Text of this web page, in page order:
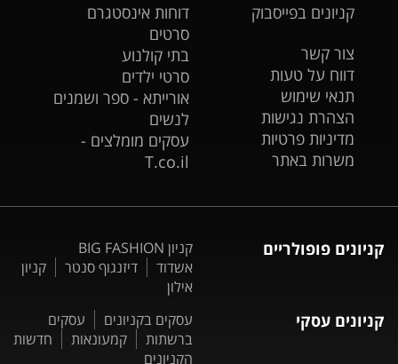
קניונים בפייסבוק
צור קשר
דווח על טעות
תנאי שימוש
הצהרת נגישות
מדיניות פרטיות
משרות באתר
דוחות אינסטגרם
סרטים
בתי קולנוע
סרטי ילדים
אורייתא - ספר ושמנים
לנשים
עסקים מומלצים -
T.co.il
קניונים פופולריים
קניון BIG FASHION
אשדוד
דיזנגוף סנטר
קניון
אילון
קניונים עסקי עסקים בקניונים
עסקים
ברשתות
קמעונאות
חדשות
הקניונים